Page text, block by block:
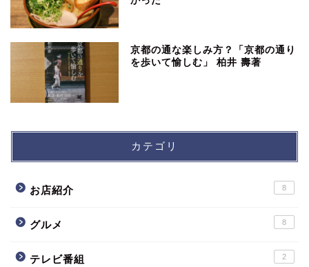
京都の通な楽しみ方？「京都の通り
を歩いて愉しむ」 柏井 壽著
カテゴリ
お店紹介 8
グルメ 8
テレビ番組 2